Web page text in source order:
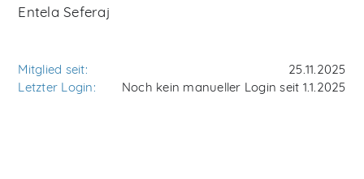
Entela Seferaj
Mitglied seit:
25.11.2025
Letzter Login:
Noch kein manueller Login seit 1.1.2025